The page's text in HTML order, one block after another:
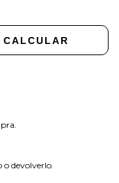
CALCULAR
devolverlo.